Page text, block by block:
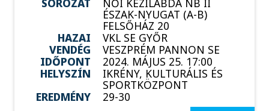
SOROZAT NŐI KÉZILABDA NB II
ÉSZAK-NYUGAT (A-B)
FELSŐHÁZ 20
HAZAI
VKL SE GYŐR
VENDÉG
VESZPRÉM PANNON SE
IDŐPONT
2024. MÁJUS 25. 17:00
HELYSZÍN
IKRÉNY, KULTURÁLIS ÉS
SPORTKÖZPONT
EREDMÉNY
29-30